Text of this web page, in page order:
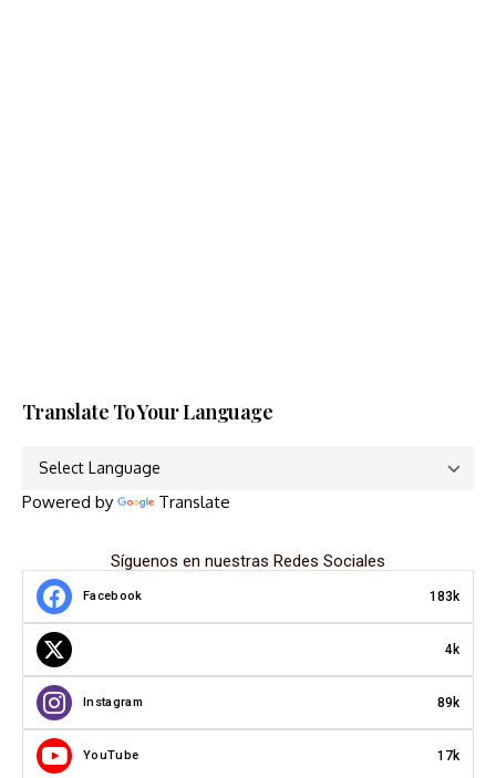
Translate To Your Language
Powered by Translate
Síguenos en nuestras Redes Sociales
Facebook 183k
4k
Instagram 89k
YouTube 17k